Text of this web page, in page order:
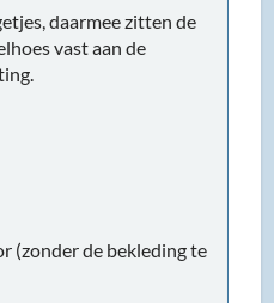
daarmee zitten de
vast aan de
(zonder de bekleding te